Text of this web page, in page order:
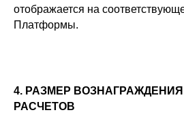
отображается на
Платформы.
4. РАЗМЕР
РАСЧЕТОВ